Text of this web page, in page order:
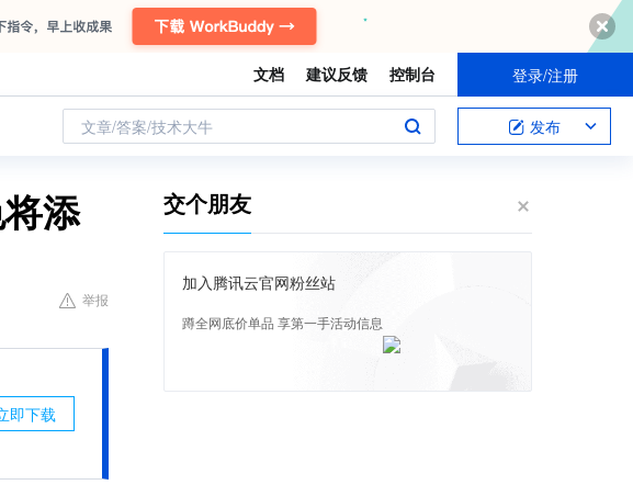
文档 建议反馈 控制台 登录/注册
文章/答案/技术大牛 发布
添
举报
即下载
交个朋友
加入腾讯云官网粉丝站
蹲全网底价单品 享第一手活动信息